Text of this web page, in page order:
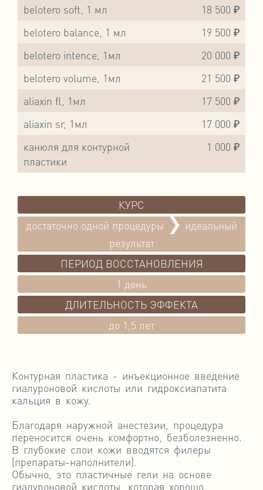
belotero soft, 1 мл
18 500 ₽
belotero balance, 1 мл
19 500 ₽
belotero intence, 1мл
20 000 ₽
belotero volume, 1мл
21 500 ₽
aliaxin fl, 1мл
17 500 ₽
aliaxin sr, 1мл
17 000 ₽
канюля для контурной
пластики
1 000 ₽
КУРС
достаточно одной процедуры
идеальный
результат
ПЕРИОД ВОССТАНОВЛЕНИЯ
1 день
ДЛИТЕЛЬНОСТЬ ЭФФЕКТА
до 1,5 лет
Контурная пластика - инъекционное введение
гиалуроновой кислоты или гидроксиапатита
кальция в кожу.
Благодаря наружной анестезии, процедура
переносится очень комфортно, безболезненно.
В глубокие слои кожи вводятся филеры
(препараты-наполнители).
Обычно, это пластичные гели на основе
гиалуроновой кислоты, которая хорошо